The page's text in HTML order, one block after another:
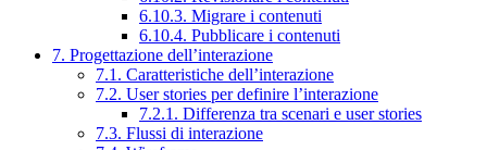
6.10.3. Migrare i contenuti
6.10.4. Pubblicare i contenuti
7. Progettazione dell’interazione
7.1. Caratteristiche dell’interazione
7.2. User stories per definire l’interazione
7.2.1. Differenza tra scenari e user stories
7.3. Flussi di interazione